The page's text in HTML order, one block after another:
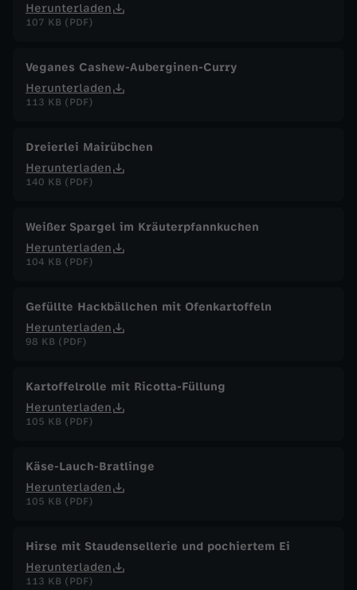
Herunterladen
107 KB (PDF)
Veganes Cashew-Auberginen-Curry
Herunterladen
113 KB (PDF)
Dreierlei Mairübchen
Herunterladen
140 KB (PDF)
Weißer Spargel im Kräuterpfannkuchen
Herunterladen
104 KB (PDF)
Gefüllte Hackbällchen mit Ofenkartoffeln
Herunterladen
98 KB (PDF)
Kartoffelrolle mit Ricotta-Füllung
Herunterladen
105 KB (PDF)
Käse-Lauch-Bratlinge
Herunterladen
105 KB (PDF)
Hirse mit Staudensellerie und pochiertem Ei
Herunterladen
113 KB (PDF)